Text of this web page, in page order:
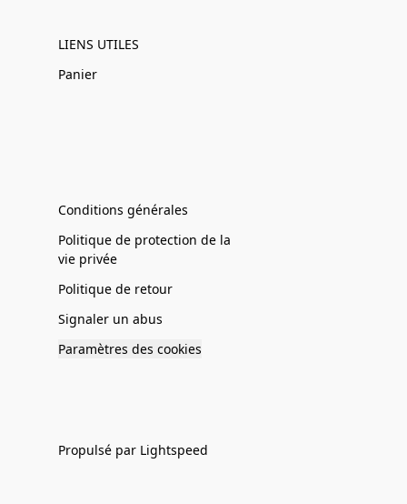
LIENS UTILES
Panier
Conditions générales
Politique de protection de la
vie privée
Politique de retour
Signaler un abus
Paramètres des cookies
Propulsé par Lightspeed